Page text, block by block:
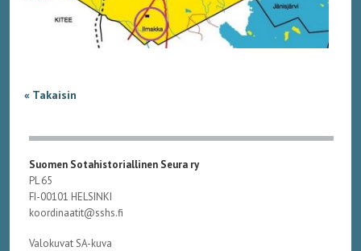
« Takaisin
Suomen Sotahistoriallinen Seura ry
PL 65
FI-00101 HELSINKI
koordinaatit@sshs.fi
Valokuvat SA-kuva